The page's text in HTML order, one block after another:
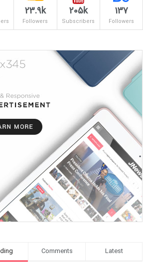
137
Followers
205k
Subscribers
23.9k
Followers
Comments Latest